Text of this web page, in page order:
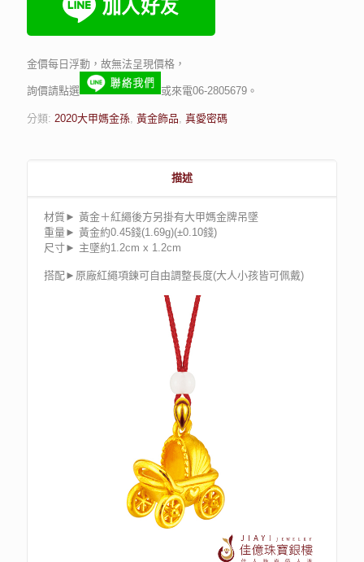
金價每日浮動，故無法呈現價格，
詢價請點選 或來電06-2805679。
分類: 2020大甲媽金孫 黃金飾品 真愛密碼
描述
材質► 黃金＋紅繩後方另掛有大甲媽金牌吊墜
重量► 黃金約0.45錢(1.69g)(±0.10錢)
尺寸► 主墜約1.2cm x 1.2cm
搭配►原廠紅繩項鍊可自由調整長度(大人小孩皆可佩戴)